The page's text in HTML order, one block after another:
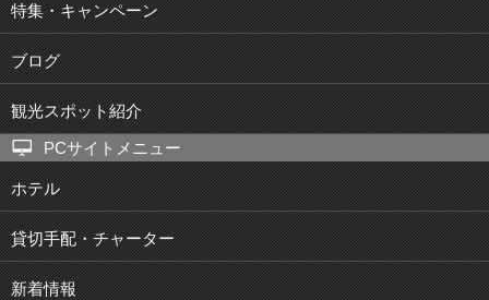
特集・キャンペーン
ブログ
観光スポット紹介
PCサイトメニュー
ホテル
貸切手配・チャーター
新着情報